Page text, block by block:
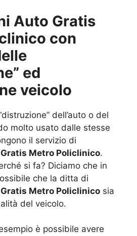
Auto Gratis
con
ed
veicolo
dell’auto o del
molto usato dalle stesse
il servizio di
Metro Policlinico.
si fa? Diciamo che in
che la ditta di
Metro Policlinico sia
del veicolo.
è possibile avere